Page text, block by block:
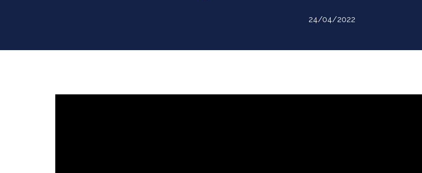
24/04/2022